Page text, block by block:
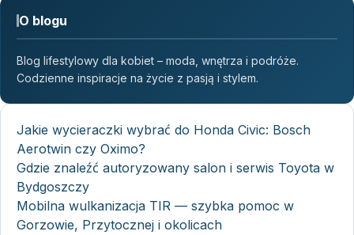
O blogu
Blog lifestylowy dla kobiet – moda, wnętrza i podróże.
Codzienne inspiracje na życie z pasją i stylem.
Jakie wycieraczki wybrać do Honda Civic: Bosch
Aerotwin czy Oximo?
Gdzie znaleźć autoryzowany salon i serwis Toyota w
Bydgoszczy
Mobilna wulkanizacja TIR — szybka pomoc w
Gorzowie, Przytocznej i okolicach